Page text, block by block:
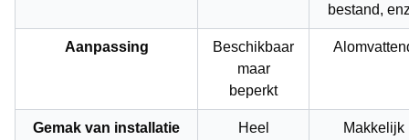
bestand,
Aanpassing
Beschikbaar
maar
beperkt
Gemak van installatie
Heel
Makkelijk